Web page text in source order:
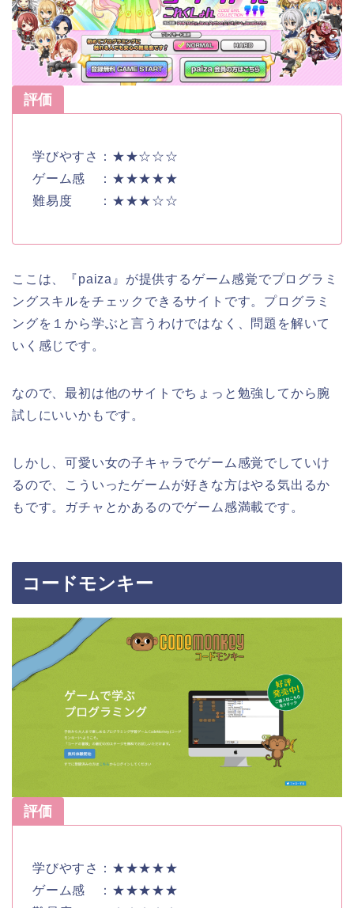
評価
学びやすさ：★★☆☆☆
ゲーム感 ：★★★★★
難易度 ：★★★☆☆
ここは、『paiza』が提供するゲーム感覚でプログラミ
ングスキルをチェックできるサイトです。プログラミ
ングを１から学ぶと言うわけではなく、問題を解いて
いく感じです。
なので、最初は他のサイトでちょっと勉強してから腕
試しにいいかもです。
しかし、可愛い女の子キャラでゲーム感覚でしていけ
るので、こういったゲームが好きな方はやる気出るか
もです。ガチャとかあるのでゲーム感満載です。
コードモンキー
評価
学びやすさ：★★★★★
ゲーム感 ：★★★★★